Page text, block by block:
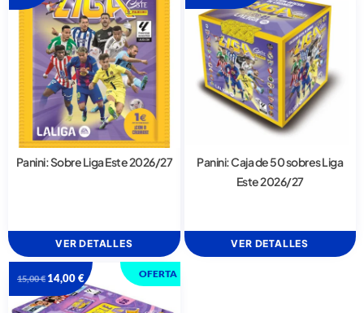
Panini: Sobre Liga Este 2026/27
VER DETALLES
Panini: Caja de 50 sobres Liga
Este 2026/27
VER DETALLES
OFERTA
15,00€ 14,00€